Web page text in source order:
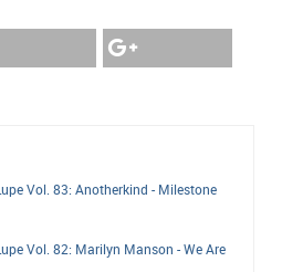
Vol. 83: Anotherkind - Milestone
Vol. 82: Marilyn Manson - We Are